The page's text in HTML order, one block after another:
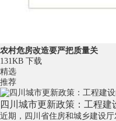
农村危房改造要严把质量关
131KB 下载
精选
推荐
四川城市更新政策：工程建
近期，四川省住房和城乡建设